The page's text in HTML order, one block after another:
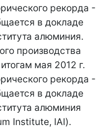
рекорда -
в докладе
алюминия.
производства
мая 2012 г.
рекорда -
в докладе
алюминия
Institute, IAI).